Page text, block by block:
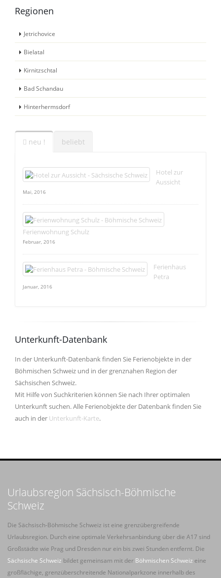
Regionen
Jetrichovice
Bielatal
Kirnitzschtal
Bad Schandau
Hinterhermsdorf
neu ! beliebt
Hotel zur
Aussicht
Mai, 2016
Ferienwohnung Schulz
Februar, 2016
Ferienhaus
Petra
Januar, 2016
Unterkunft-Datenbank
In der Unterkunft-Datenbank finden Sie Ferienobjekte in der
Böhmischen Schweiz und in der grenznahen Region der
Sächsischen Schweiz.
Mit Hilfe von Suchkriterien können Sie nach Ihrer optimalen
Unterkunft suchen. Alle Ferienobjekte der Datenbank finden Sie
auch in der Unterkunft-Karte.
Urlaubsregion Sächsisch-Böhmische
Schweiz
Die Sächsisch-Böhmische Schweiz ist eine grenzübergreifende
Urlaubsregion. Durch eine optimale Verkehrsanbindung über die A17 sind
Großstädte wie Prag und Dresden nur ein bis zwei Stunden entfernt. Die
Sächsische Schweiz bildet gemeinsam mit der Böhmischen Schweiz eine
großflächige, grenzüberschreitende Nationalparkzone innerhalb des